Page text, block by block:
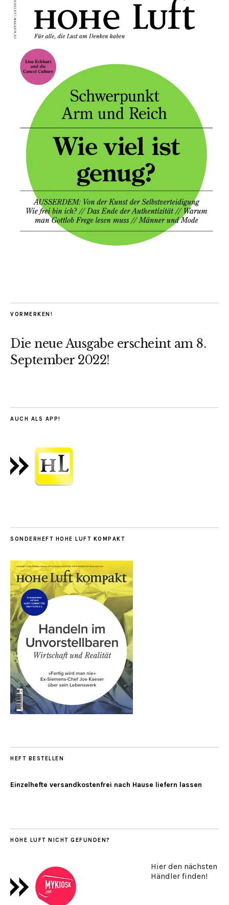
VORMERKEN!
Die neue Ausgabe erscheint am 8.
September 2022!
AUCH ALS APP!
SONDERHEFT HOHE LUFT KOMPAKT
HEFT BESTELLEN
Einzelhefte versandkostenfrei nach Hause liefern lassen
HOHE LUFT NICHT GEFUNDEN?
Hier den nächsten
Händler finden!